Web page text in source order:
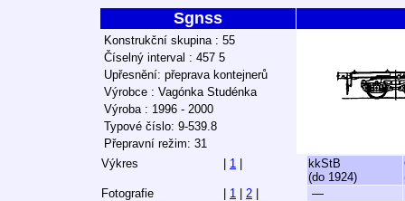
Sgnss
Konstrukční skupina : 55
Číselný interval : 457 5
Upřesnění: přeprava kontejnerů
Výrobce : Vagónka Studénka
Výroba : 1996 - 2000
Typové číslo: 9-539.8
Přepravní režim: 31
Výkres
1
kkStB
(do 1924)
Fotografie
1 2 —